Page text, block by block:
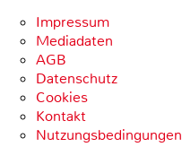
Impressum
Mediadaten
AGB
Datenschutz
Cookies
Kontakt
Nutzungsbedingungen